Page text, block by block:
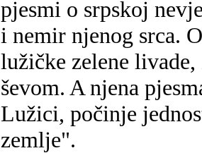
pjesmi o srpskoj
i nemir njenog srca.
lužičke zelene livade,
ševom. A njena
Lužici, počinje
zemlje".